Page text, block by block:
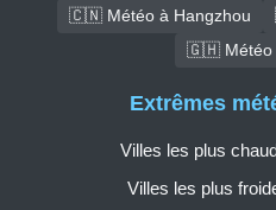
🇨🇳 Météo à Hangzhou
🇬🇭 Météo
Extrêmes
Villes les plus
Villes les plus